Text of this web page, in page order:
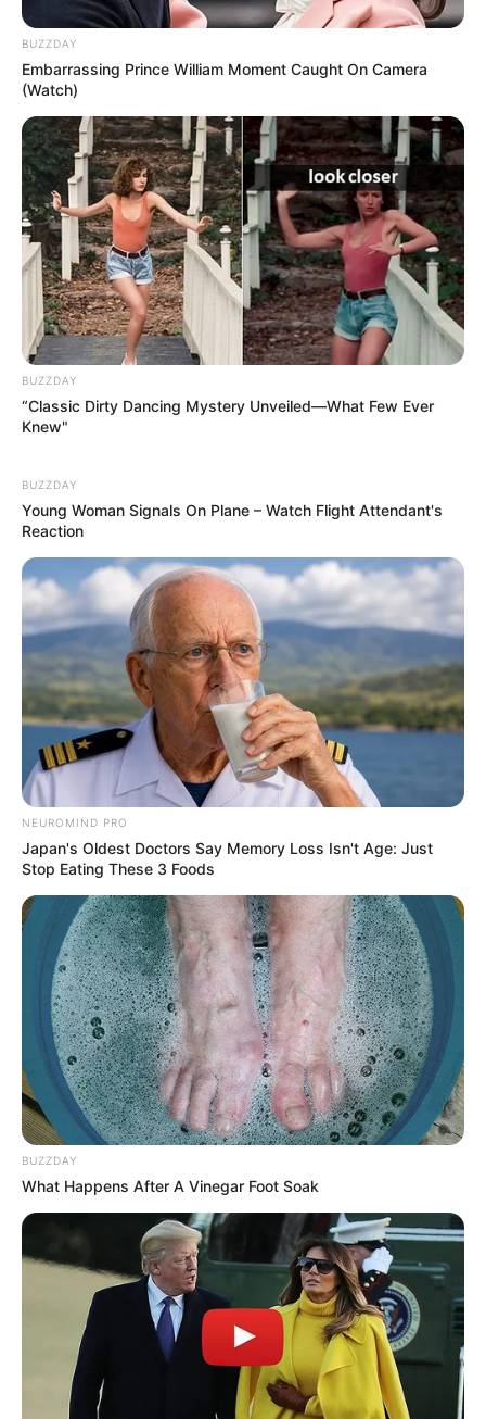
BUZZDAY
Embarrassing Prince William Moment Caught On Camera
(Watch)
BUZZDAY
“Classic Dirty Dancing Mystery Unveiled—What Few Ever
Knew"
BUZZDAY
Young Woman Signals On Plane – Watch Flight Attendant's
Reaction
NEUROMIND PRO
Japan's Oldest Doctors Say Memory Loss Isn't Age: Just
Stop Eating These 3 Foods
BUZZDAY
What Happens After A Vinegar Foot Soak